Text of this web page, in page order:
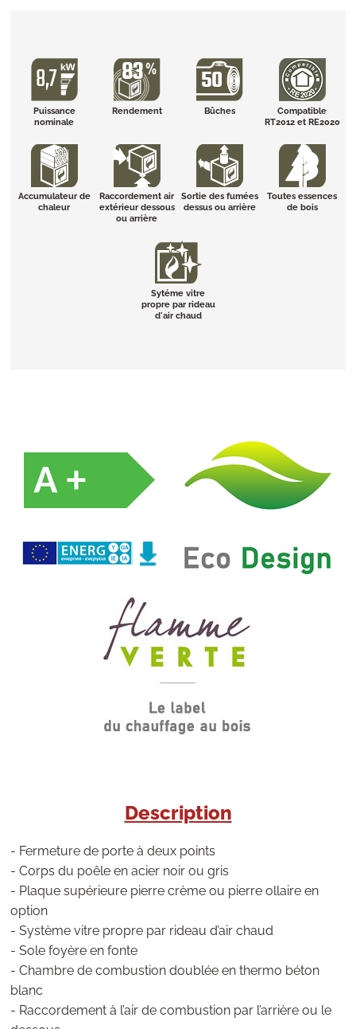
Puissance
nominale
Rendement Bûches
Compatible
RT2012 et RE2020
Accumulateur de
chaleur
Raccordement air
extérieur dessous
ou arrière
Sortie des fumées
dessus ou arrière
Toutes essences
de bois
Sytéme vitre
propre par rideau
d'air chaud
Description
- Fermeture de porte à deux points
- Corps du poêle en acier noir ou gris
- Plaque supérieure pierre crème ou pierre ollaire en
option
- Système vitre propre par rideau d’air chaud
- Sole foyère en fonte
- Chambre de combustion doublée en thermo béton
blanc
- Raccordement à l’air de combustion par l’arrière ou le